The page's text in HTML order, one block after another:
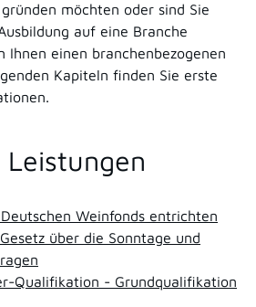
möchten oder sind Sie
auf eine Branche
einen branchenbezogenen
Kapiteln finden Sie erste
Weinfonds entrichten
über die Sonntage und
Qualifikation - Grundqualifikation